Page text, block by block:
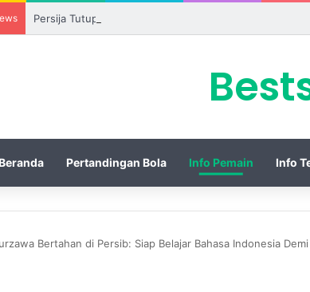
Persija Tutup Piala Presiden 2026 dengan Merebut
Beranda Pertandingan Bola Info Pemain Info
Bertahan di Persib: Siap Belajar Bahasa Indonesia